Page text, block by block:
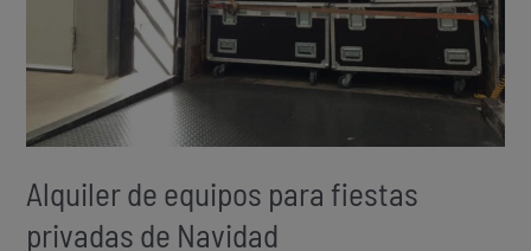
Alquiler de equipos para fiestas
privadas de Navidad